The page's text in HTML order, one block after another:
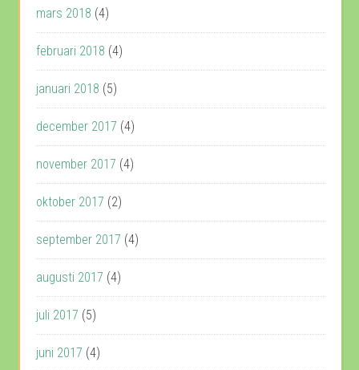
mars 2018 (4)
februari 2018 (4)
januari 2018 (5)
december 2017 (4)
november 2017 (4)
oktober 2017 (2)
september 2017 (4)
augusti 2017 (4)
juli 2017 (5)
juni 2017 (4)